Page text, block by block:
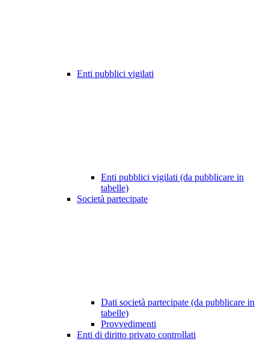
Enti pubblici vigilati
Enti pubblici vigilati (da pubblicare in
tabelle)
Società partecipate
Dati società partecipate (da pubblicare in
tabelle)
Provvedimenti
Enti di diritto privato controllati